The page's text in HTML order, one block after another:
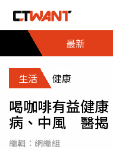
最新
生活 健康
喝咖啡有益健
病、中風 醫揭
編輯： 網編組